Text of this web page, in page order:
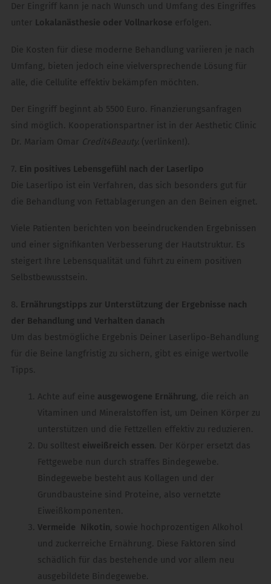
Der Eingriff kann je nach Wunsch und Umfang des Eingriffes
unter Lokalanästhesie oder Vollnarkose erfolgen.
Die Kosten für diese moderne Behandlung variieren je nach
Umfang, bieten jedoch eine vielversprechende Lösung für
alle, die Cellulite effektiv bekämpfen möchten.
Der Eingriff beginnt ab 5500 Euro. Finanzierungsanfragen
sind möglich. Kooperationspartner ist in der Aesthetic Clinic
Dr. Mariam Omar Credit4Beauty. (verlinken!).
7. Ein positives Lebensgefühl nach der Laserlipo
Die Laserlipo ist ein Verfahren, das sich besonders gut für
die Behandlung von Fettablagerungen an den Beinen eignet.
Viele Patienten berichten von beeindruckenden Ergebnissen
und einer signifikanten Verbesserung der Hautstruktur. Es
steigert Ihre Lebensqualität und führt zu einem positiven
Selbstbewusstsein.
8. Ernährungstipps zur Unterstützung der Ergebnisse nach
der Behandlung und Verhalten danach
Um das bestmögliche Ergebnis Deiner Laserlipo-Behandlung
für die Beine langfristig zu sichern, gibt es einige wertvolle
Tipps.
Achte auf eine ausgewogene Ernährung, die reich an
Vitaminen und Mineralstoffen ist, um Deinen Körper zu
unterstützen und die Fettzellen effektiv zu reduzieren.
Du solltest eiweißreich essen. Der Körper ersetzt das
Fettgewebe nun durch straffes Bindegewebe.
Bindegewebe besteht aus Kollagen und der
Grundbausteine sind Proteine, also vernetzte
Eiweißkomponenten.
Vermeide Nikotin, sowie hochprozentigen Alkohol
und zuckerreiche Ernährung. Diese Faktoren sind
schädlich für das bestehende und vor allem neu
ausgebildete Bindegewebe.